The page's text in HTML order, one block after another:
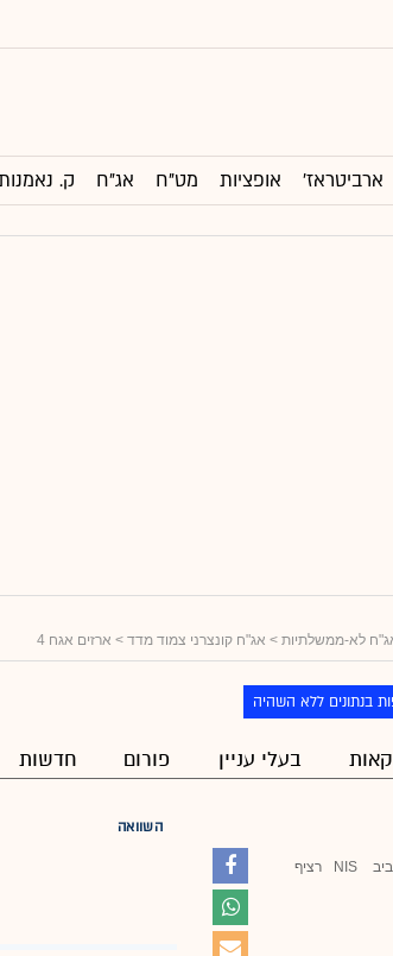
ארביטראז' אופציות מט"ח אג"ח ק.
לא-ממשלתיות > אג"ח קונצרני צמוד מדד > ארזים אגח 4
בנתונים ללא השהיה
בעלי עניין פורום חדשות
NIS רציף
השוואה